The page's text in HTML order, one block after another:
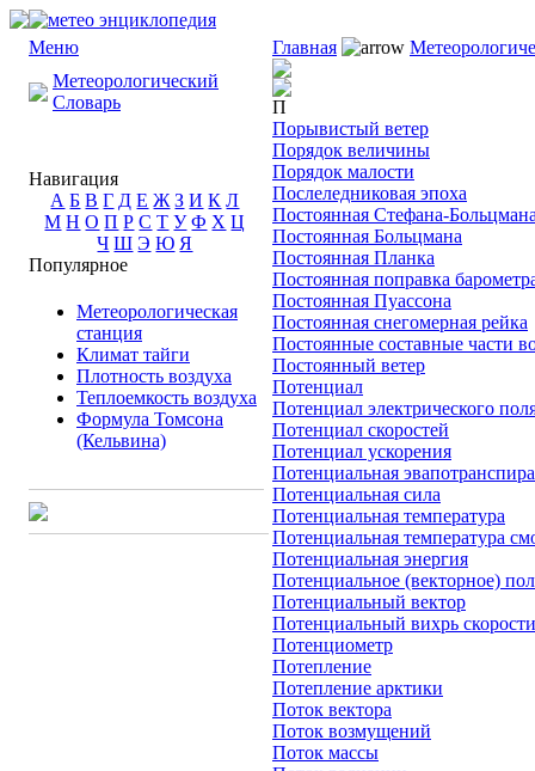
Меню
Метеорологический
Словарь
Навигация
А Б В Г Д Е Ж З И К Л
М Н О П Р С Т У Ф Х Ц
Ч Ш Э Ю Я
Популярное
Метеорологическая
станция
Климат тайги
Плотность воздуха
Теплоемкость воздуха
Формула Томсона
(Кельвина)
Главная
П
Порывистый ветер
Порядок величины
Порядок малости
Послеледниковая эпоха
Постоянная Стефана-
Постоянная Больцмана
Постоянная Планка
Постоянная поправка
Постоянная Пуассона
Постоянная снегомерная рейка
Постоянные составные части
Постоянный ветер
Потенциал
Потенциал электрического
Потенциал скоростей
Потенциал ускорения
Потенциальная
Потенциальная сила
Потенциальная температура
Потенциальная температура
Потенциальная энергия
Потенциальное (векторное)
Потенциальный вектор
Потенциальный вихрь скорости
Потенциометр
Потепление
Потепление арктики
Поток вектора
Поток возмущений
Поток массы